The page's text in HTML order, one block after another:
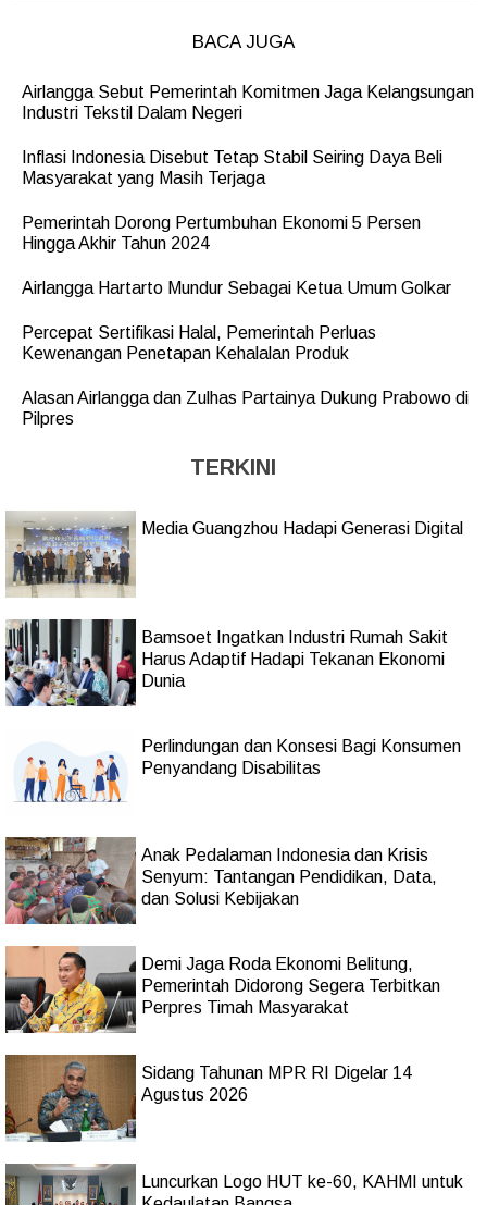
BACA JUGA
Airlangga Sebut Pemerintah Komitmen Jaga Kelangsungan
Industri Tekstil Dalam Negeri
Inflasi Indonesia Disebut Tetap Stabil Seiring Daya Beli
Masyarakat yang Masih Terjaga
Pemerintah Dorong Pertumbuhan Ekonomi 5 Persen
Hingga Akhir Tahun 2024
Airlangga Hartarto Mundur Sebagai Ketua Umum Golkar
Percepat Sertifikasi Halal, Pemerintah Perluas
Kewenangan Penetapan Kehalalan Produk
Alasan Airlangga dan Zulhas Partainya Dukung Prabowo di
Pilpres
TERKINI
Media Guangzhou Hadapi Generasi Digital
Bamsoet Ingatkan Industri Rumah Sakit
Harus Adaptif Hadapi Tekanan Ekonomi
Dunia
Perlindungan dan Konsesi Bagi Konsumen
Penyandang Disabilitas
Anak Pedalaman Indonesia dan Krisis
Senyum: Tantangan Pendidikan, Data,
dan Solusi Kebijakan
Demi Jaga Roda Ekonomi Belitung,
Pemerintah Didorong Segera Terbitkan
Perpres Timah Masyarakat
Sidang Tahunan MPR RI Digelar 14
Agustus 2026
Luncurkan Logo HUT ke-60, KAHMI untuk